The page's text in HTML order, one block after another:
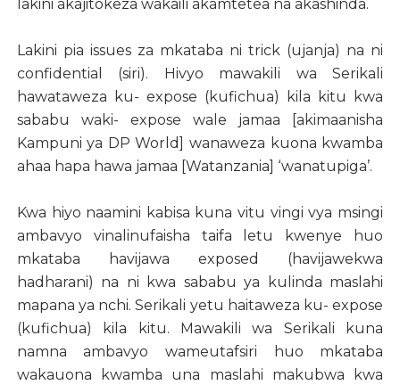
lakini akajitokeza wakaili akamtetea na akashinda.
Lakini pia issues za mkataba ni trick (ujanja) na ni
confidential (siri). Hivyo mawakili wa Serikali
hawataweza ku- expose (kufichua) kila kitu kwa
sababu waki- expose wale jamaa [akimaanisha
Kampuni ya DP World] wanaweza kuona kwamba
ahaa hapa hawa jamaa [Watanzania] ‘wanatupiga’.
Kwa hiyo naamini kabisa kuna vitu vingi vya msingi
ambavyo vinalinufaisha taifa letu kwenye huo
mkataba havijawa exposed (havijawekwa
hadharani) na ni kwa sababu ya kulinda maslahi
mapana ya nchi. Serikali yetu haitaweza ku- expose
(kufichua) kila kitu. Mawakili wa Serikali kuna
namna ambavyo wameutafsiri huo mkataba
wakauona kwamba una maslahi makubwa kwa